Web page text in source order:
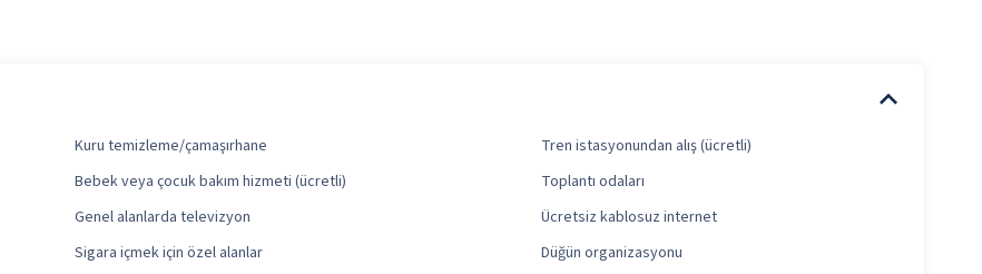
Kuru temizleme/çamaşırhane
Tren istasyonundan alış (ücretli)
Bebek veya çocuk bakım hizmeti (ücretli)
Toplantı odaları
Genel alanlarda televizyon
Ücretsiz kablosuz internet
Sigara içmek için özel alanlar
Düğün organizasyonu